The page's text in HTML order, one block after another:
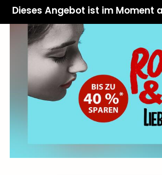
Dieses Angebot ist im Moment